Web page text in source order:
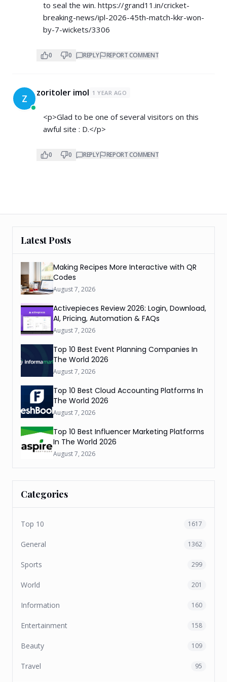
to seal the win. https://grand11.in/cricket-
breaking-news/ipl-2026-45th-match-kkr-won-
by-7-wickets/3306
0 0 REPLY REPORT COMMENT
Z zoritoler imol 1 YEAR AGO
<p>Glad to be one of several visitors on this
awful site : D.</p>
0 0 REPLY REPORT COMMENT
Latest Posts
Making Recipes More Interactive with QR
Codes
August 7, 2026
Activepieces Review 2026: Login, Download,
AI, Pricing, Automation & FAQs
August 7, 2026
Top 10 Best Event Planning Companies In
The World 2026
August 7, 2026
Top 10 Best Cloud Accounting Platforms In
The World 2026
August 7, 2026
Top 10 Best Influencer Marketing Platforms
In The World 2026
August 7, 2026
Categories
Top 10 1617
General 1362
Sports 299
World 201
Information 160
Entertainment 158
Beauty 109
Travel 95